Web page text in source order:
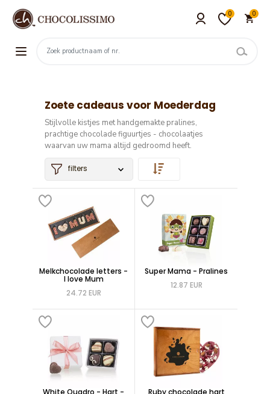
0 0
Zoete cadeaus voor Moederdag
Stijlvolle kistjes met handgemakte pralines,
prachtige chocolade figuurtjes - chocolaatjes
waarvan uw mama altijd gedroomd heeft.
filters
Melkchocolade letters -
I love Mum
24.72 EUR
Super Mama - Pralines
12.87 EUR
White Quadro - Hart - Ruby chocolade hart